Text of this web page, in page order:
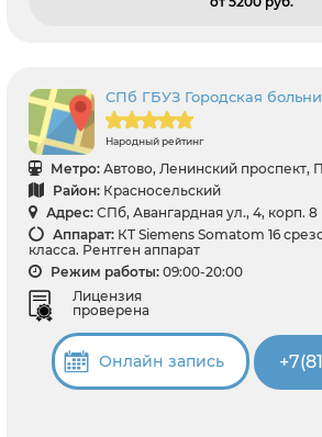
СПб ГБУЗ Городская
Народный рейтинг
Метро: Автово, Ленинский проспект,
Район: Красносельский
Адрес: СПб, Авангардная ул., 4, корп. 8
Аппарат: КТ Siemens Somatom 16
класса. Рентген аппарат
Режим работы: 09:00-20:00
Лицензия
проверена
Онлайн запись